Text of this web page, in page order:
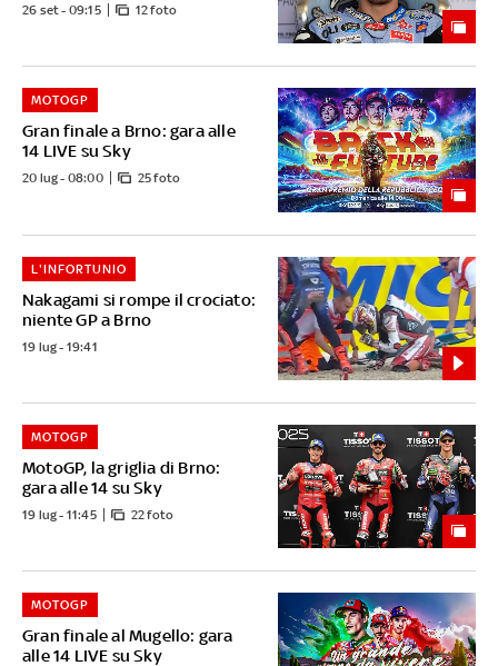
26 set - 09:15 12 foto
Gran finale a Brno: gara alle
14 LIVE su Sky
MOTOGP
20 lug - 08:00 25 foto
Nakagami si rompe il crociato:
niente GP a Brno
L'INFORTUNIO
19 lug - 19:41
MotoGP, la griglia di Brno:
gara alle 14 su Sky
MOTOGP
19 lug - 11:45 22 foto
Gran finale al Mugello: gara
alle 14 LIVE su Sky
MOTOGP